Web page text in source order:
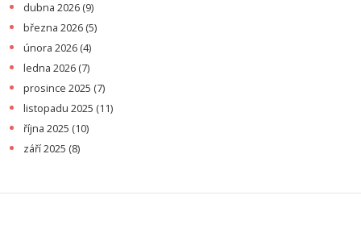
dubna 2026 (9)
března 2026 (5)
února 2026 (4)
ledna 2026 (7)
prosince 2025 (7)
listopadu 2025 (11)
října 2025 (10)
září 2025 (8)